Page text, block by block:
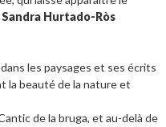
Sandra Hurtado-Ròs
les paysages et ses écrits
la beauté de la nature et
de la bruga, et au-delà de